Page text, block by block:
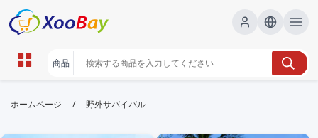
野外サバイバル | XOOBAY B2B/B2C
ホームページ / 野外サバイバル